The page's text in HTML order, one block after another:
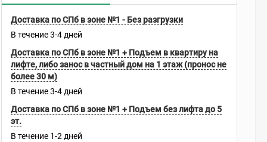
Доставка по СПб в зоне №1 - Без разгрузки
В течение 3-4 дней
Доставка по СПб в зоне №1 + Подъем в квартиру на
лифте, либо занос в частный дом на 1 этаж (пронос не
более 30 м)
В течение 3-4 дней
Доставка по СПб в зоне №1 + Подъем без лифта до 5
эт.
В течение 1-2 дней